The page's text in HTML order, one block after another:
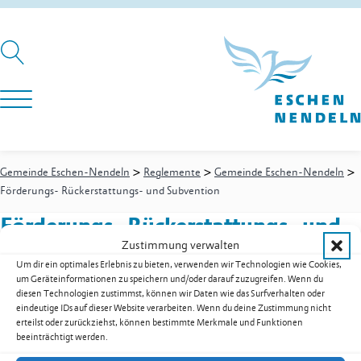
Zustimmung verwalten
Um dir ein optimales Erlebnis zu bieten, verwenden wir Technologien wie Cookies,
um Geräteinformationen zu speichern und/oder darauf zuzugreifen. Wenn du
diesen Technologien zustimmst, können wir Daten wie das Surfverhalten oder
eindeutige IDs auf dieser Website verarbeiten. Wenn du deine Zustimmung nicht
erteilst oder zurückziehst, können bestimmte Merkmale und Funktionen
beeinträchtigt werden.
Gemeinde Eschen-Nendeln > Reglemente > Gemeinde Eschen-Nendeln >
Förderungs- Rückerstattungs- und Subvention
Förderungs- Rückerstattungs- und
Förderungs- Rückerstattungs- und Subvention als PDF
herunterladen